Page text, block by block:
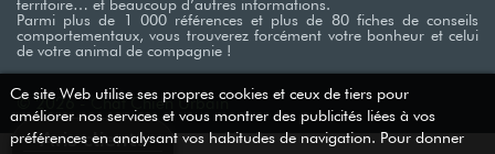
territoire… et beaucoup d’autres informations. ​
Parmi plus de 1 000 références et plus de 80 fiches de conseils
comportementaux, vous trouverez forcément votre bonheur et celui
de votre animal de compagnie !
Ce site Web utilise ses propres cookies et ceux de tiers pour
améliorer nos services et vous montrer des publicités liées à vos
préférences en analysant vos habitudes de navigation. Pour donner
Avis clients
© 2026 - Chat Chien Urbain